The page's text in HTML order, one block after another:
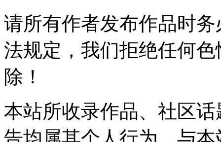
请所有作者发布作品时
法规定，我们拒绝任何
除！
本站所收录作品、社区